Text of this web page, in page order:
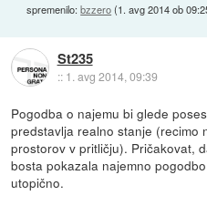
spremenilo:bzzero(1. avg 2014 ob
St235
:: 1. avg 2014, 09:39
Pogodba o najemu bi glede
predstavlja realno stanje (recimo
prostorov v pritličju). Pričakovat,
bosta pokazala najemno
utopično.